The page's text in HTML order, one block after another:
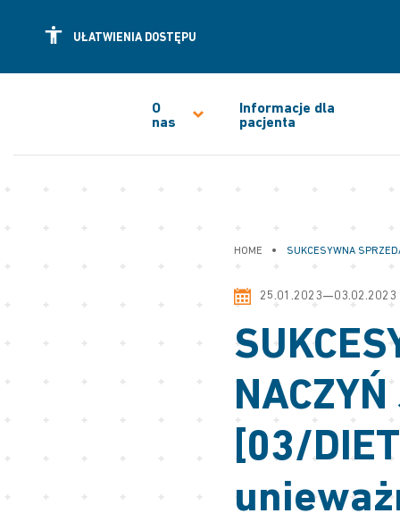
UŁATWIENIA DOSTĘPU
O
nas
Informacje dla
pacjenta
HOME • SUKCESYWNA
25.01.2023—03.02.2023
[03/